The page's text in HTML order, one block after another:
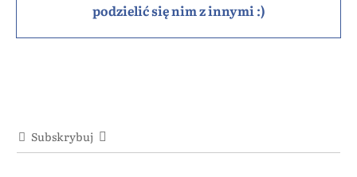
podzielić się nim z innymi :)
Subskrybuj